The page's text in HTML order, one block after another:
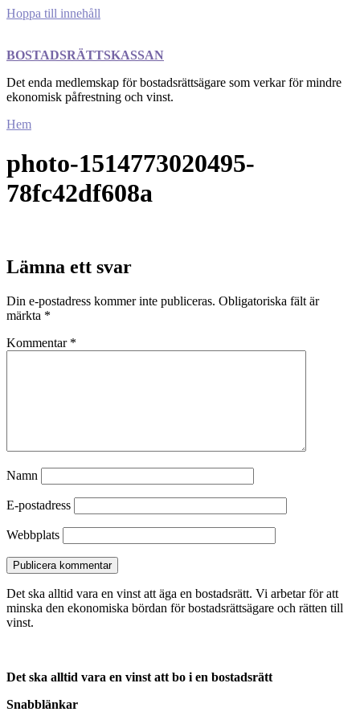
Hoppa till innehåll
BOSTADSRÄTTSKASSAN
Det enda medlemskap för bostadsrättsägare som verkar för mindre
ekonomisk påfrestning och vinst.
Hem
photo-1514773020495-
78fc42df608a
Lämna ett svar
Din e-postadress kommer inte publiceras. Obligatoriska fält är
märkta *
Kommentar *
Namn
E-postadress
Webbplats
Det ska alltid vara en vinst att äga en bostadsrätt. Vi arbetar för att
minska den ekonomiska bördan för bostadsrättsägare och rätten till
vinst.
Det ska alltid vara en vinst att bo i en bostadsrätt
Snabblänkar